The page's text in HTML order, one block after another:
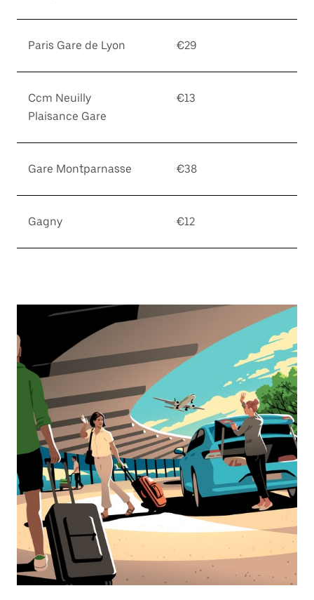
Paris Gare de Lyon €29
Ccm Neuilly
Plaisance Gare
€13
Gare Montparnasse €38
Gagny €12